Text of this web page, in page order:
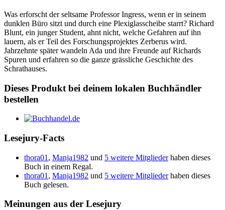
Was erforscht der seltsame Professor Ingress, wenn er in seinem
dunklen Büro sitzt und durch eine Plexiglasscheibe starrt? Richard
Blunt, ein junger Student, ahnt nicht, welche Gefahren auf ihn
lauern, als er Teil des Forschungsprojektes Zerberus wird.
Jahrzehnte später wandeln Ada und ihre Freunde auf Richards
Spuren und erfahren so die ganze grässliche Geschichte des
Schrathauses.
Dieses Produkt bei deinem lokalen Buchhändler
bestellen
Lesejury-Facts
thora01 , Manja1982 und 5 weitere Mitgliederhaben dieses
Buch in einem Regal.
thora01 , Manja1982 und 5 weitere Mitgliederhaben dieses
Buch gelesen.
Meinungen aus der Lesejury